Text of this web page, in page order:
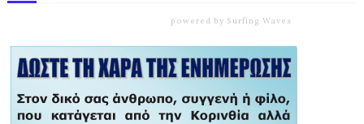
powered by Surfing Waves